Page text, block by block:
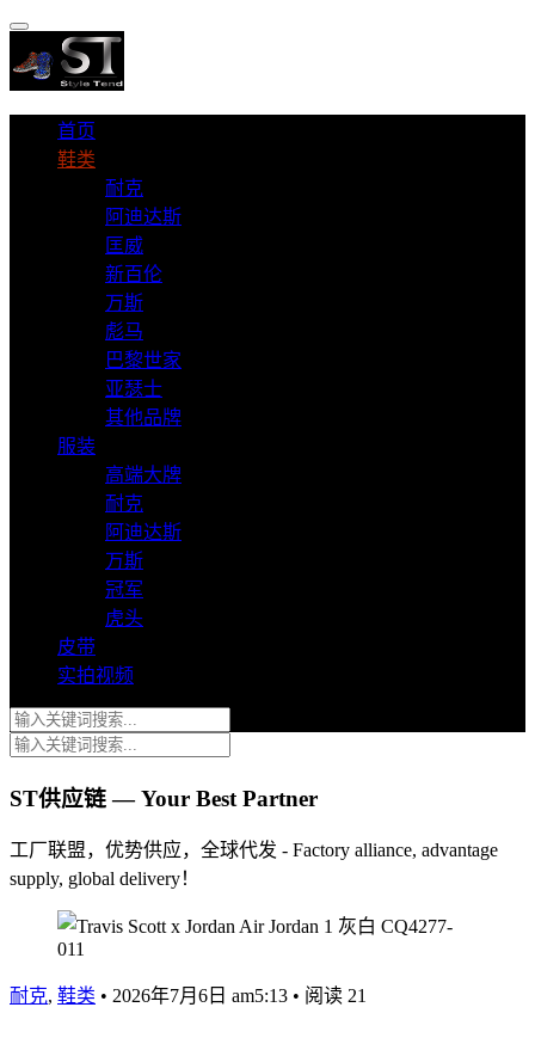
首页
鞋类
耐克
阿迪达斯
匡威
新百伦
万斯
彪马
巴黎世家
亚瑟士
其他品牌
服装
高端大牌
耐克
阿迪达斯
万斯
冠军
虎头
皮带
实拍视频
ST供应链 — Your Best Partner
工厂联盟，优势供应，全球代发 - Factory alliance, advantage
supply, global delivery！
耐克, 鞋类 • 2026年7月6日 am5:13 • 阅读 21